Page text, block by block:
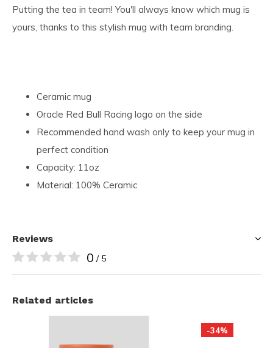
Putting the tea in team! You'll always know which mug is
yours, thanks to this stylish mug with team branding.
Ceramic mug
Oracle Red Bull Racing logo on the side
Recommended hand wash only to keep your mug in
perfect condition
Capacity: 11oz
Material: 100% Ceramic
Reviews
0 / 5
Related articles
-34%